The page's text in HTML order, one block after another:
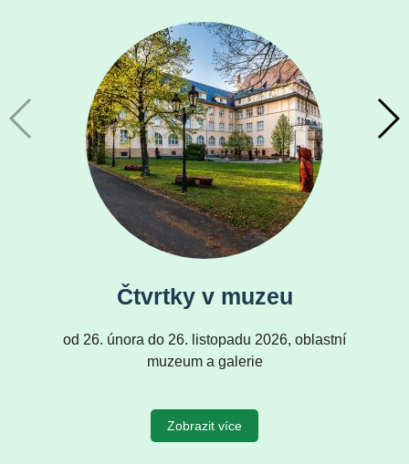
Čtvrtky v muzeu
od 26. února do 26. listopadu 2026, oblastní
muzeum a galerie
Zobrazit více